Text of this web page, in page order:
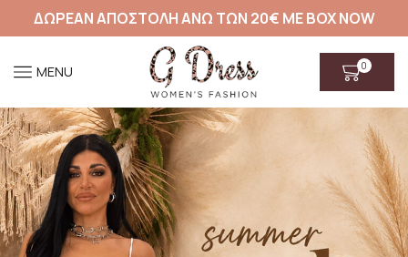
ΔΩΡΕΑΝ ΑΠΟΣΤΟΛΗ ΑΝΩ ΤΩΝ 20€ ΜΕ BOX NOW
MENU 0